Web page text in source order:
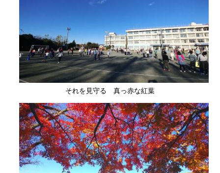
それを見守る 真っ赤な紅葉